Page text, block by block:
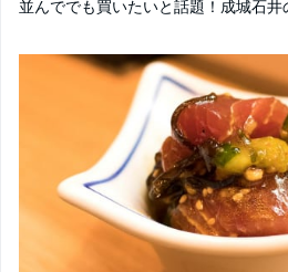
並んででも買いたいと話題！成城石